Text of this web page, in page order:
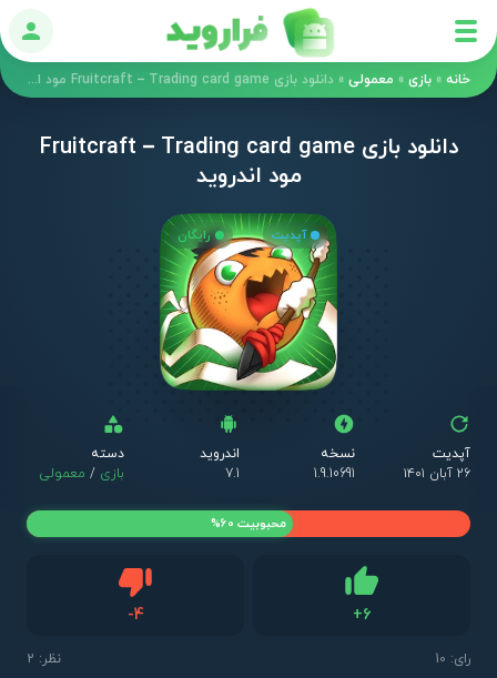
ورود
خانه » بازی » معمولی » دانلود بازی Fruitcraft – Trading card game مود اندروید
دانلود بازی Fruitcraft – Trading card game
مود اندروید
آپدیت رایگان
آپدیت
۲۶ آبان ۱۴۰۱
نسخه
1.9.10691
اندروید
7.1
دسته
بازی / معمولی
+6
-4دیس لایک
رای: 10 نظر: 2
محبوبیت 60%